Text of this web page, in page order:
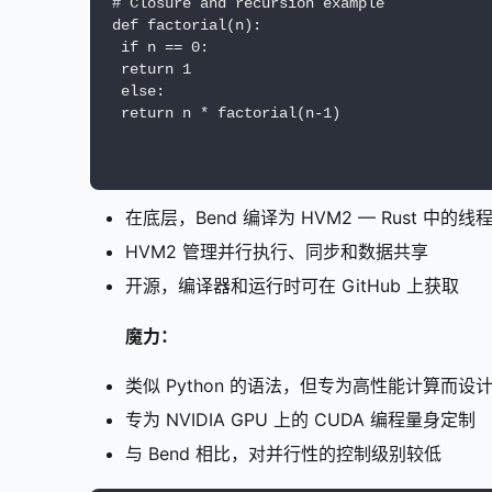
# Closure and recursion example
def factorial(n):
if n == 0:
return 1
else:
return n * factorial(n-1)
在底层，Bend 编译为 HVM2 — Rust 中的线
HVM2 管理并行执行、同步和数据共享
开源，编译器和运行时可在 GitHub 上获取
魔力：
类似 Python 的语法，但专为高性能计算而设计
专为 NVIDIA GPU 上的 CUDA 编程量身定制
与 Bend 相比，对并行性的控制级别较低